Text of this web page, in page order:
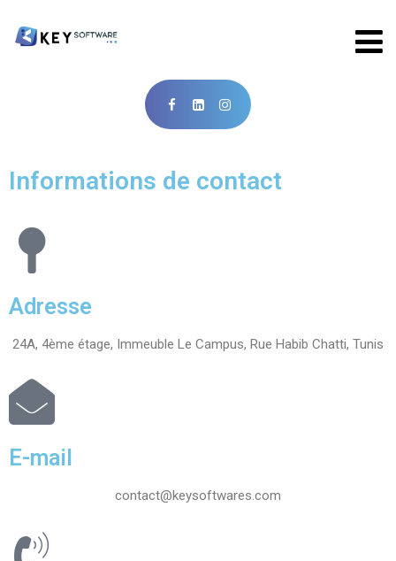
Informations de contact
Adresse
24A, 4ème étage, Immeuble Le Campus, Rue Habib Chatti, Tunis
E-mail
contact@keysoftwares.com